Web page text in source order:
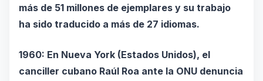
más de 51 millones de ejemplares y su trabajo
ha sido traducido a más de 27 idiomas.
1960: En Nueva York (Estados Unidos), el
canciller cubano Raúl Roa ante la ONU denuncia